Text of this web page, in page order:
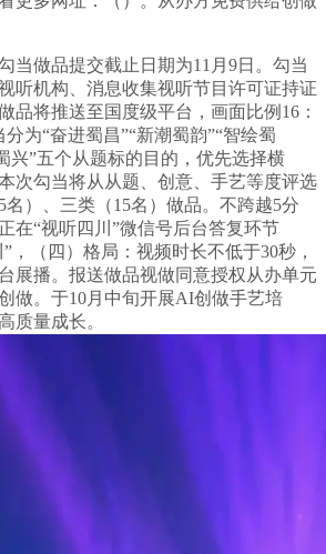
做品提交截止日期为11月9日。勾当
听机构、消息收集视听节目许可证持证
品将推送至国度级平台，画面比例16：
为“奋进蜀昌”“新潮蜀韵”“智绘蜀
兴”五个从题标的目的，优先选择横
次勾当将从从题、创意、手艺等度评选
）、三类（15名）做品。不跨越5分
在“视听四川”微信号后台答复环节
，（四）格局：视频时长不低于30秒，
展播。报送做品视做同意授权从办单元
做。于10月中旬开展AI创做手艺培
质量成长。